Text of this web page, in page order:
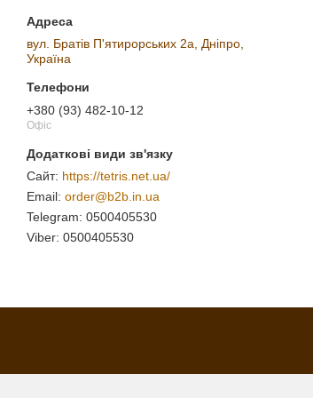
вул. Братів П'ятирорських 2а, Дніпро,
Україна
+380 (93) 482-10-12
Офіс
https://tetris.net.ua/
order@b2b.in.ua
0500405530
0500405530